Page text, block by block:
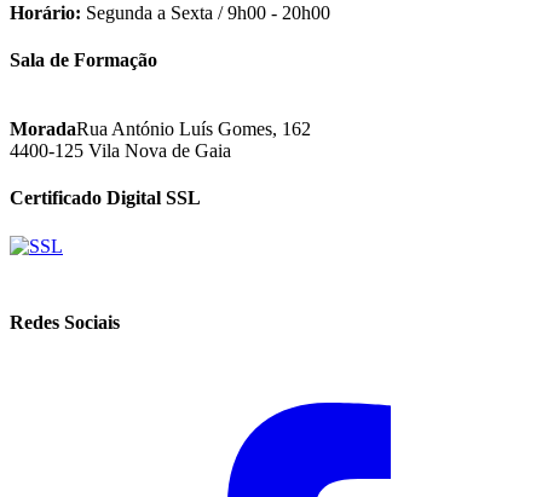
Horário: Segunda a Sexta / 9h00 - 20h00
Sala de Formação
MoradaRua António Luís Gomes, 162
4400-125 Vila Nova de Gaia
Certificado Digital SSL
Redes Sociais